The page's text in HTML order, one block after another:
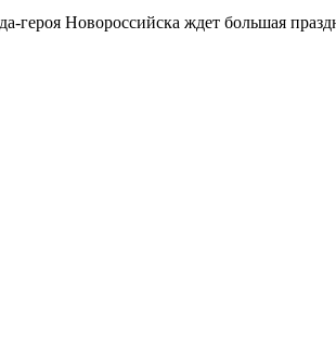
героя Новороссийска ждет большая